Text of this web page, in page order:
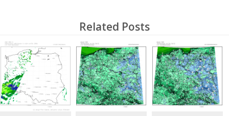
Related Posts